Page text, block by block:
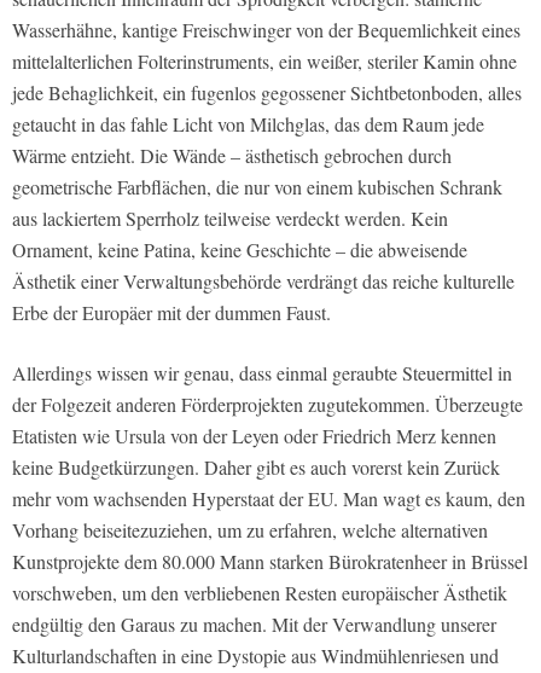
Wasserhähne, kantige Freischwinger von der Bequemlichkeit eines
mittelalterlichen Folterinstruments, ein weißer, steriler Kamin ohne
jede Behaglichkeit, ein fugenlos gegossener Sichtbetonboden, alles
getaucht in das fahle Licht von Milchglas, das dem Raum jede
Wärme entzieht. Die Wände – ästhetisch gebrochen durch
geometrische Farbflächen, die nur von einem kubischen Schrank
aus lackiertem Sperrholz teilweise verdeckt werden. Kein
Ornament, keine Patina, keine Geschichte – die abweisende
Ästhetik einer Verwaltungsbehörde verdrängt das reiche kulturelle
Erbe der Europäer mit der dummen Faust.
Allerdings wissen wir genau, dass einmal geraubte Steuermittel in
der Folgezeit anderen Förderprojekten zugutekommen. Überzeugte
Etatisten wie Ursula von der Leyen oder Friedrich Merz kennen
keine Budgetkürzungen. Daher gibt es auch vorerst kein Zurück
mehr vom wachsenden Hyperstaat der EU. Man wagt es kaum, den
Vorhang beiseitezuziehen, um zu erfahren, welche alternativen
Kunstprojekte dem 80.000 Mann starken Bürokratenheer in Brüssel
vorschweben, um den verbliebenen Resten europäischer Ästhetik
endgültig den Garaus zu machen. Mit der Verwandlung unserer
Kulturlandschaften in eine Dystopie aus Windmühlenriesen und